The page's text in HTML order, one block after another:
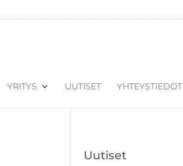
YRITYS UUTISET YHTEYSTIEDOT
Uutiset